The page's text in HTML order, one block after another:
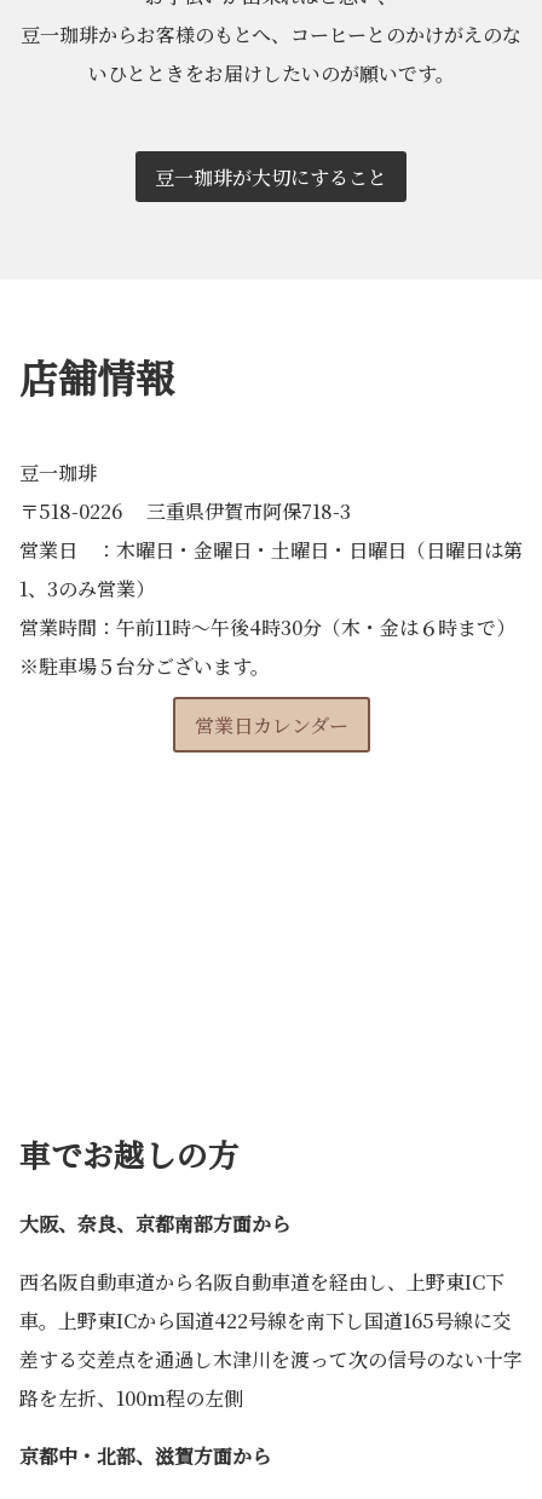
豆一珈琲からお客様のもとへ、コーヒーとのかけがえのな
いひとときをお届けしたいのが願いです。
豆一珈琲が大切にすること
店舗情報
豆一珈琲
〒518-0226 三重県伊賀市阿保718-3
営業日 ：木曜日・金曜日・土曜日・日曜日（日曜日は第
1、3のみ営業）
営業時間：午前11時〜午後4時30分（木・金は６時まで）
※駐車場５台分ございます。
営業日カレンダー
車でお越しの方
大阪、奈良、京都南部方面から
西名阪自動車道から名阪自動車道を経由し、上野東IC下
車。上野東ICから国道422号線を南下し国道165号線に交
差する交差点を通過し木津川を渡って次の信号のない十字
路を左折、100m程の左側
京都中・北部、滋賀方面から